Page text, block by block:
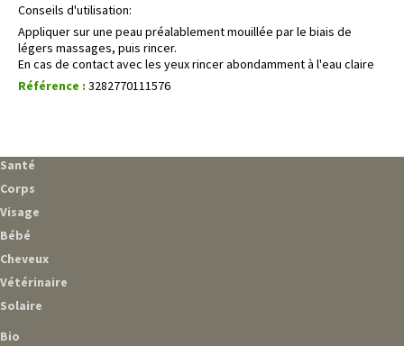
Conseils d'utilisation:
Appliquer sur une peau préalablement mouillée par le biais de
légers massages, puis rincer.
En cas de contact avec les yeux rincer abondamment à l'eau claire
Référence : 3282770111576
Santé
Corps
Visage
Bébé
Cheveux
Vétérinaire
Solaire
Bio